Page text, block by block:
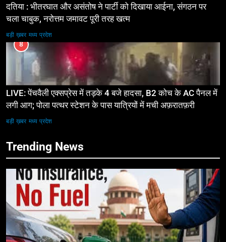
दतिया : भीतरघात और असंतोष ने पार्टी को दिखाया आईना, संगठन पर
चला चाबुक, नरोत्तम जमावट पूरी तरह खत्म
बड़ी ख़बर मध्य प्रदेश
8
LIVE: पेंचवैली एक्सप्रेस में तड़के 4 बजे हादसा, B2 कोच के AC पैनल में
लगी आग; पोला पत्थर स्टेशन के पास यात्रियों में मची अफ़रातफ़री
बड़ी ख़बर मध्य प्रदेश
Trending News